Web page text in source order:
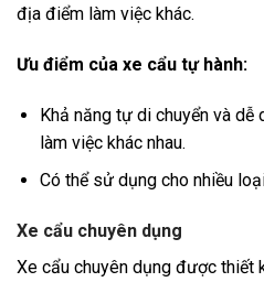
địa điểm làm việc khác.
Ưu điểm của xe cẩu tự hành:
Khả năng tự di chuyển và
làm việc khác nhau.
Có thể sử dụng cho nhiều
Xe cẩu chuyên dụng
Xe cẩu chuyên dụng được thiết